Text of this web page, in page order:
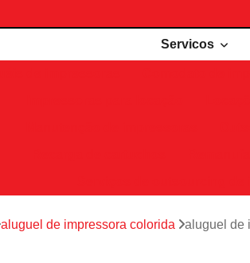
Servicos
aluguel de impressora colorida aluguel de